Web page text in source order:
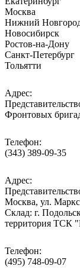
Москва
Нижний
Новосибирск
Ростов-на-Дону
Санкт-Петербург
Тольятти
Адрес:
Фронтовых
Телефон:
(343) 389-09-35
Адрес:
Москва, ул.
Cклад: г.
территория ТСК
Телефон:
(495) 748-09-07